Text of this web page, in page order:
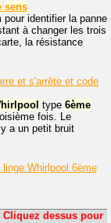
sens
pour identifier la panne
à changer les trois
la résistance
et s'arrête et code
type 6ème
fois. Le
a un petit bruit
Whirlpool 6ème
dessus pour